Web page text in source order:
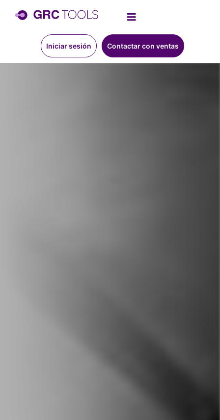
Iniciar sesión Contactar con ventas